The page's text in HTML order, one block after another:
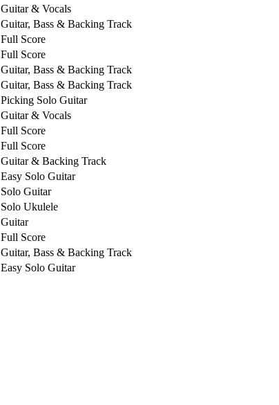
Guitar & Vocals
Guitar, Bass & Backing Track
Full Score
Full Score
Guitar, Bass & Backing Track
Guitar, Bass & Backing Track
Picking Solo Guitar
Guitar & Vocals
Full Score
Full Score
Guitar & Backing Track
Easy Solo Guitar
Solo Guitar
Solo Ukulele
Guitar
Full Score
Guitar, Bass & Backing Track
Easy Solo Guitar